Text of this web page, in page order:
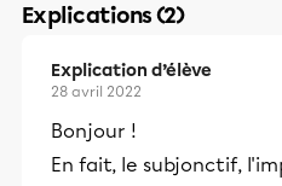
Explications (2)
Explication d’élève
28 avril 2022
Bonjour !
En fait, le subjonctif,